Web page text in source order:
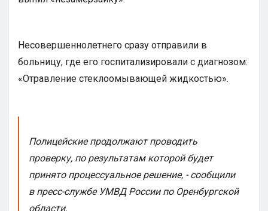
Несовершеннолетнего сразу отправили в
больницу, где его госпитализировали с диагнозом:
«Отравление стеклоомывающей жидкостью».
Полицейские продолжают проводить
проверку, по результатам которой будет
принято процессуальное решение, - сообщили
в пресс-службе УМВД России по Оренбургской
области.